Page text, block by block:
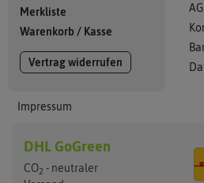
Merkliste
Warenkorb/ Kasse
Vertrag widerrufen
Impressum
DHL GoGreen
CO2 - neutraler